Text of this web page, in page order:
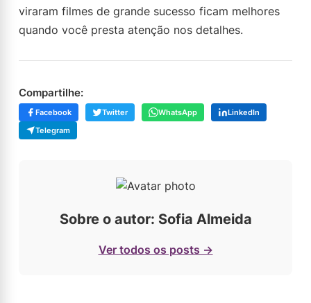
viraram filmes de grande sucesso ficam melhores
quando você presta atenção nos detalhes.
Compartilhe:
Facebook Twitter WhatsApp
LinkedIn
Telegram
Sobre o autor: Sofia Almeida
Ver todos os posts →